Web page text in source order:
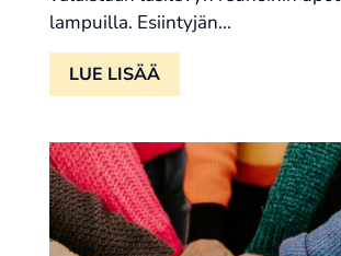
lampuilla. Esiintyjän...
LUE LISÄÄ